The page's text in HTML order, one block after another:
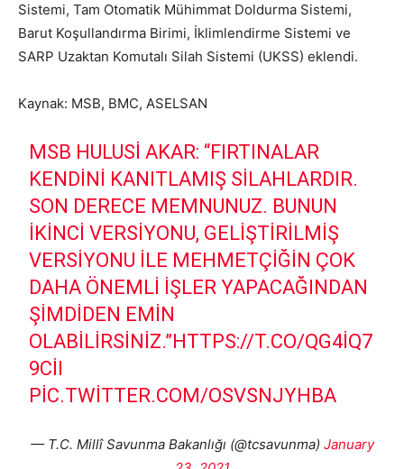
Sistemi, Tam Otomatik Mühimmat Doldurma Sistemi,
Barut Koşullandırma Birimi, İklimlendirme Sistemi ve
SARP Uzaktan Komutalı Silah Sistemi (UKSS) eklendi.
Kaynak: MSB, BMC, ASELSAN
MSB HULUSİ AKAR: “FIRTINALAR
KENDINI KANITLAMIŞ SILAHLARDIR.
SON DERECE MEMNUNUZ. BUNUN
IKINCI VERSIYONU, GELIŞTIRILMIŞ
VERSIYONU ILE MEHMETÇIĞIN ÇOK
DAHA ÖNEMLI IŞLER YAPACAĞINDAN
ŞIMDIDEN EMIN
OLABILIRSINIZ.”HTTPS://T.CO/QG4IQ7
9CII
PIC.TWITTER.COM/OSVSNJYHBA
— T.C. Millî Savunma Bakanlığı (@tcsavunma) January